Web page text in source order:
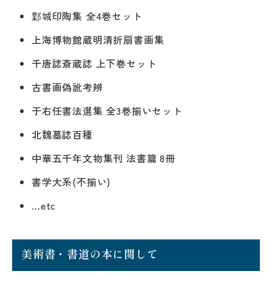
鄴城印陶集 全4巻セット
上海博物館蔵明清折扇書画集
千唐誌斎蔵誌 上下巻セット
古書画偽訛考辨
于右任書法選集 全3巻揃いセット
北魏墓誌百種
中華五千年文物集刊 法書篇 8冊
書学大系(不揃い)
…etc
美術書・書道の本に関して